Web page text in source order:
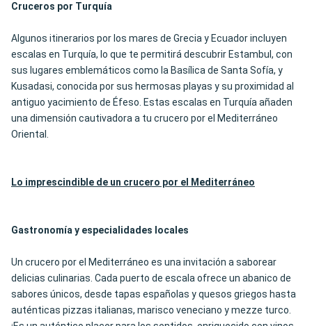
Cruceros por Turquía
Algunos itinerarios por los mares de Grecia y Ecuador incluyen
escalas en Turquía, lo que te permitirá descubrir Estambul, con
sus lugares emblemáticos como la Basílica de Santa Sofía, y
Kusadasi, conocida por sus hermosas playas y su proximidad al
antiguo yacimiento de Éfeso. Estas escalas en Turquía añaden
una dimensión cautivadora a tu crucero por el Mediterráneo
Oriental.
Lo imprescindible de un crucero por el Mediterráneo
Gastronomía y especialidades locales
Un crucero por el Mediterráneo es una invitación a saborear
delicias culinarias. Cada puerto de escala ofrece un abanico de
sabores únicos, desde tapas españolas y quesos griegos hasta
auténticas pizzas italianas, marisco veneciano y mezze turco.